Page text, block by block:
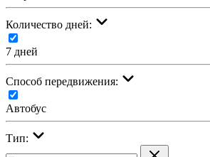
Количество дней:
7 дней
Cпособ передвижения:
Автобус
Тип: